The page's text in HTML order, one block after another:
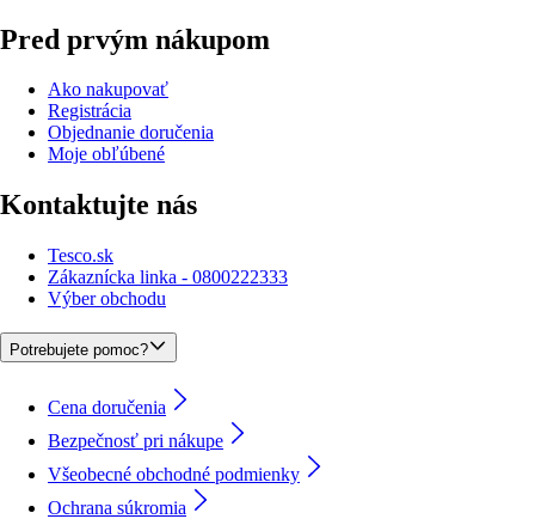
Pred prvým nákupom
Ako nakupovať
Registrácia
Objednanie doručenia
Moje obľúbené
Kontaktujte nás
Tesco.sk
Zákaznícka linka - 0800222333
Výber obchodu
Potrebujete pomoc?
Cena doručenia
Bezpečnosť pri nákupe
Všeobecné obchodné podmienky
Ochrana súkromia